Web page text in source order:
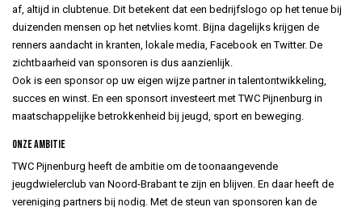
af, altijd in clubtenue. Dit betekent dat een bedrijfslogo op het tenue bij
duizenden mensen op het netvlies komt. Bijna dagelijks krijgen de
renners aandacht in kranten, lokale media, Facebook en Twitter. De
zichtbaarheid van sponsoren is dus aanzienlijk.
Ook is een sponsor op uw eigen wijze partner in talentontwikkeling,
succes en winst. En een sponsort investeert met TWC Pijnenburg in
maatschappelijke betrokkenheid bij jeugd, sport en beweging.
Onze ambitie
TWC Pijnenburg heeft de ambitie om de toonaangevende
jeugdwielerclub van Noord-Brabant te zijn en blijven. En daar heeft de
vereniging partners bij nodig. Met de steun van sponsoren kan de